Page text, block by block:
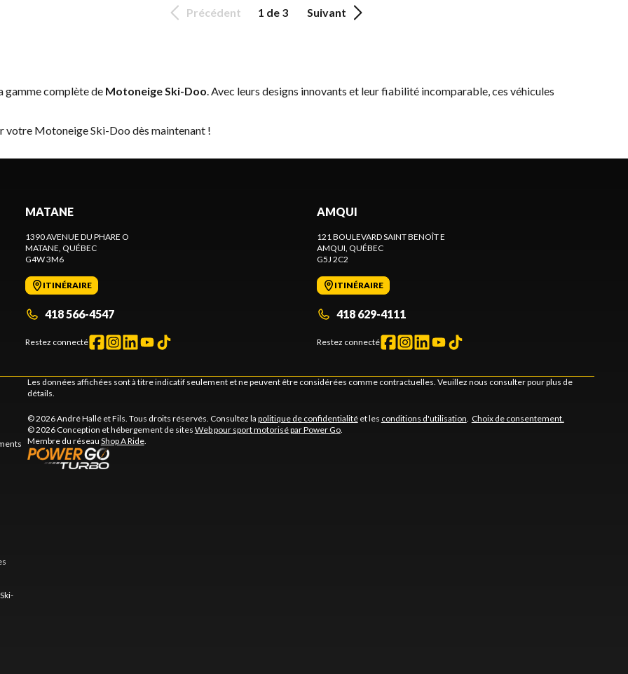
Précédent 1 de 3 Suivant
gamme complète de Motoneige Ski-Doo . Avec leurs designs innovants et leur fiabilité incomparable, ces véhicules
votre Motoneige Ski-Doo dès maintenant !
MATANE
1390 AVENUE DU PHARE O
MATANE , QUÉBEC
G4W 3M6
ITINÉRAIRE
418 566-4547
Restez connecté
AMQUI
121 BOULEVARD SAINT BENOÎT E
AMQUI , QUÉBEC
G5J 2C2
ITINÉRAIRE
418 629-4111
Restez connecté
Les données affichées sont à titre indicatif seulement et ne peuvent être considérées comme contractuelles. Veuillez nous consulter pour plus de
détails.
© 2026 André Hallé et Fils. Tous droits réservés. Consultez la politique de confidentialitéet les conditions d'utilisation Choix de consentement.
© 2026 Conception et hébergement de sites Web pour sport motorisé par Power Go.
Membre du réseau Shop A Ride.